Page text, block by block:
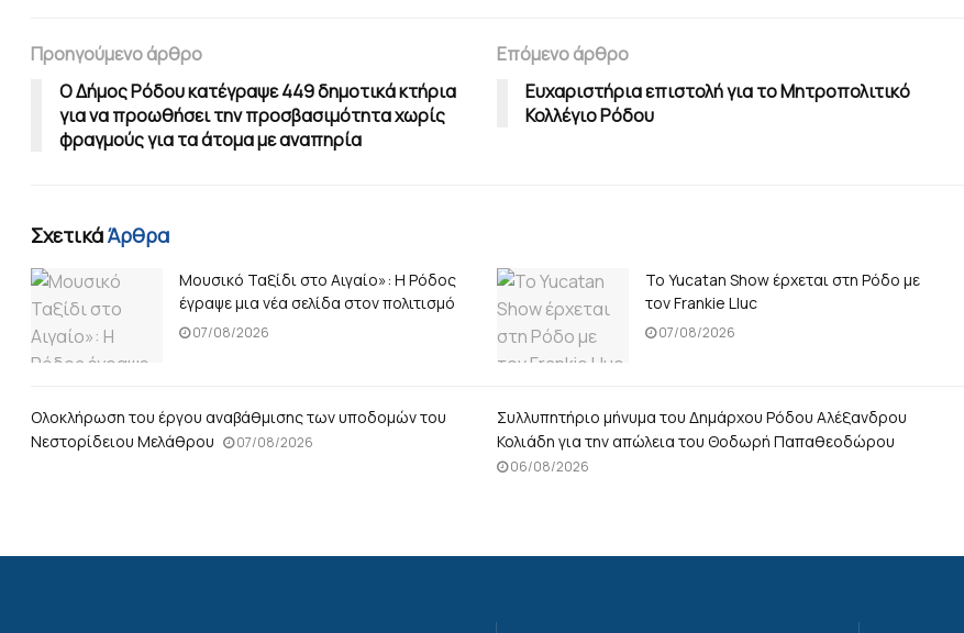
Προηγούμενο άρθρο
Ο Δήμος Ρόδου κατέγραψε 449 δημοτικά κτήρια
για να προωθήσει την προσβασιμότητα χωρίς
φραγμούς για τα άτομα με αναπηρία
Επόμενο άρθρο
Ευχαριστήρια επιστολή για το Μητροπολιτικό
Κολλέγιο Ρόδου
ΣχετικάΆρθρα
Μουσικό Ταξίδι στο Αιγαίο»: Η Ρόδος
έγραψε μια νέα σελίδα στον πολιτισμό
07/08/2026
Το Yucatan Show έρχεται στη Ρόδο με
τον Frankie Lluc
07/08/2026
Ολοκλήρωση του έργου αναβάθμισης των υποδομών του
Νεστορίδειου Μελάθρου
07/08/2026
Συλλυπητήριο μήνυμα του Δημάρχου Ρόδου Αλέξανδρου
Κολιάδη για την απώλεια του Θοδωρή Παπαθεοδώρου
06/08/2026